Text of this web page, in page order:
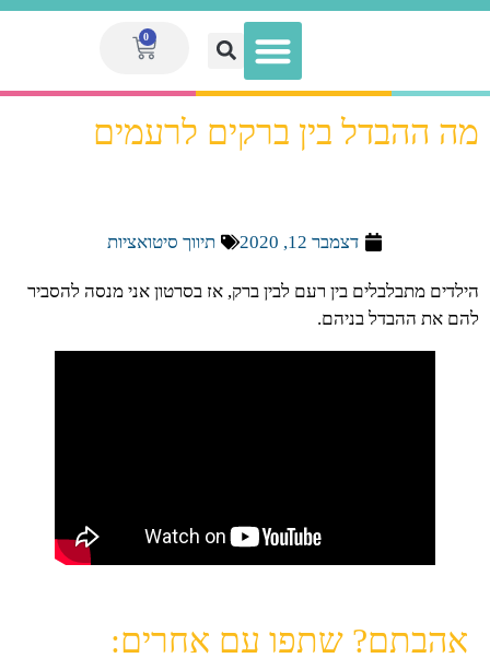
0
מה ההבדל בין ברקים לרעמים
דצמבר 12, 2020 תיווך סיטואציות
הילדים מתבלבלים בין רעם לבין ברק, אז בסרטון אני מנסה להסביר
להם את ההבדל בניהם.
אהבתם? שתפו עם אחרים: